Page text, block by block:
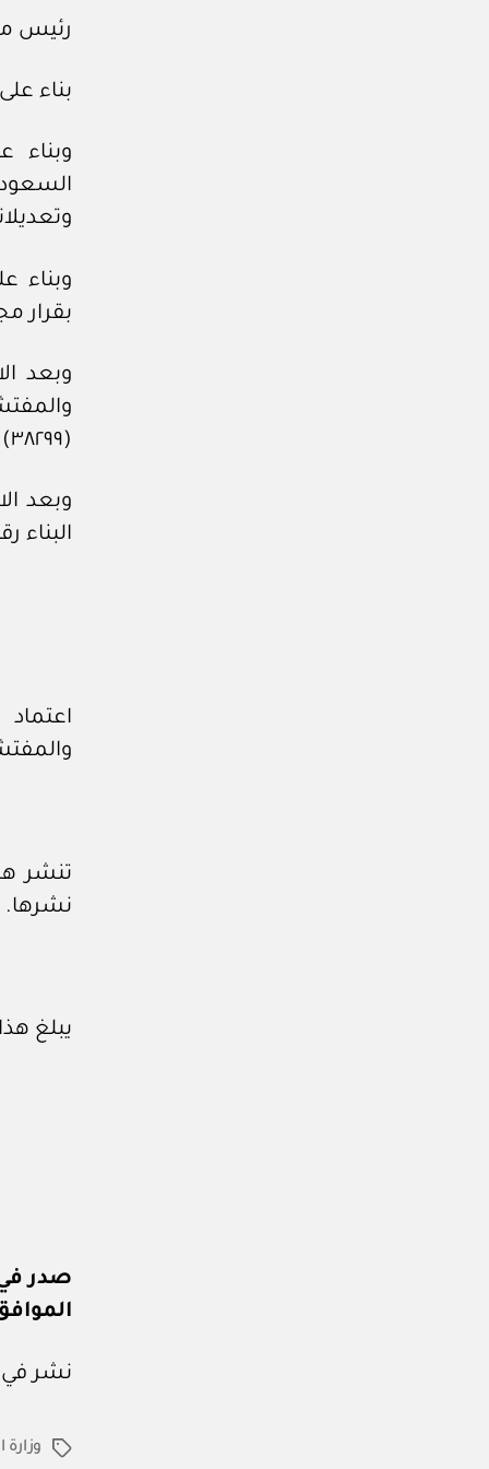
رئيس
بناء
وبناء
وبناء
بقرار مجلس
وبعد
(٣٨٢٩٩) وتاريخ ٥ / ٦ / ١٤٤٠هـ، وتعديلاته.
وبعد
البناء رقم (٥ / م / ٤٧) وتاريخ
تنشر
نشرها.
يبلغ
صدر في: ١٢ من ذو القعدة
الموافق: ٢٩ من أبريل
نشر في عدد
الوسوموزارة